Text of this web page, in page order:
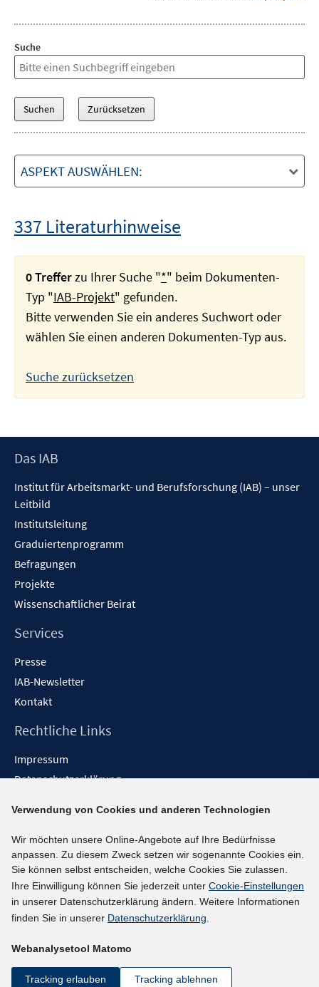
Suche
ASPEKT AUSWÄHLEN:
337 Literaturhinweise
0 Trefferzu Ihrer Suche "*" beim Dokumenten-
Typ "IAB-Projekt" gefunden.
Bitte verwenden Sie ein anderes Suchwort oder
wählen Sie einen anderen Dokumenten-Typ aus.
Suche zurücksetzen
Footer
Das IAB
Institut für Arbeitsmarkt- und Berufsforschung (IAB) – unser
Leitbild
Institutsleitung
Graduiertenprogramm
Befragungen
Projekte
Wissenschaftlicher Beirat
Services
Presse
IAB-Newsletter
Kontakt
Rechtliche Links
Impressum
Datenschutzerklärung
Barrieren melden
Social-Media-Kanäle
BlueSky
YouTube
LinkedIn
kununu
Netiquette
Verwendung von Cookies und anderen Technologien
Wir möchten unsere Online-Angebote auf Ihre Bedürfnisse
anpassen. Zu diesem Zweck setzen wir sogenannte Cookies ein.
Sie können selbst entscheiden, welche Cookies Sie zulassen.
Ihre Einwilligung können Sie jederzeit unter Cookie-Einstellungen
in unserer Datenschutzerklärung ändern. Weitere Informationen
finden Sie in unserer Datenschutzerklärung.
Webanalysetool Matomo
Tracking erlauben Tracking ablehnen